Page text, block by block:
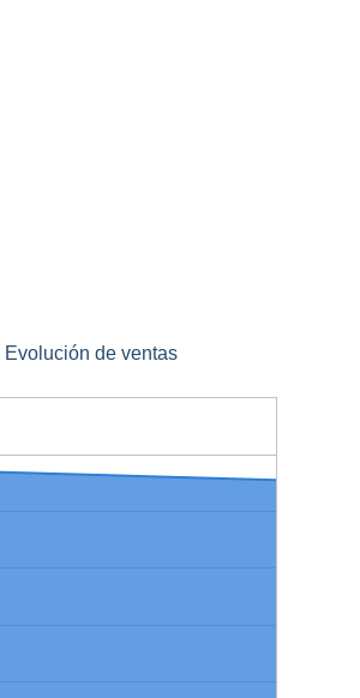
Evolución de ventas